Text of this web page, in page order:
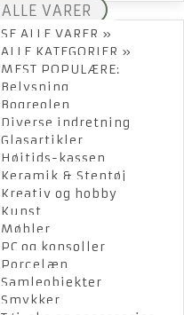
ALLE VARER
SE ALLE VARER »
ALLE KATEGORIER »
MEST POPULÆRE:
Belysning
Bogreolen
Diverse indretning
Glasartikler
Højtids-kassen
Keramik & Stentøj
Kreativ og hobby
Kunst
Møbler
PC og konsoller
Porcelæn
Samleobjekter
Smykker